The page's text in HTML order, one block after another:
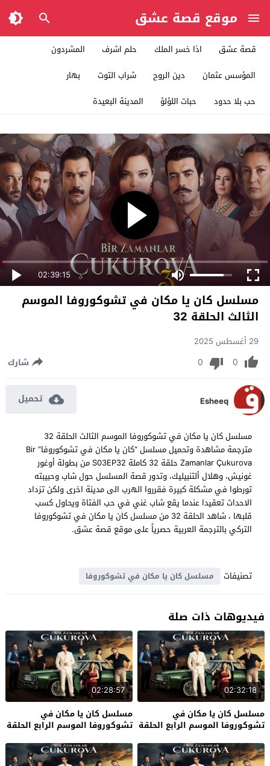
موقع قصة عشق
قصة عشق اذا خسر الملك حلم اشرف
المشردون
المؤسس عثمان
دين الروح شراب التوت
بهار
حب بلا حدود
حبات اللؤلؤ المدينة البعيدة
02:39:15
مسلسل كان يا مكان في تشوكوروفا الموسم
الثالث الحلقة 32
29 أغسطس 2025
0
0 شارك
Esheeq تحميل
مسلسل كان يا مكان في تشوكوروفا الموسم الثالث الحلقة 32
مترجمة مشاهدة وتحميل مسلسل “كان يا مكان في تشوكوروفا” Bir
Zamanlar Çukurova حلقة 32 كاملة S03EP32 من بطولة أوغور
غونيش، وهلال ألتنبيليك، وتدور قصة المسلسل حول شاب وحبيبته
تورطوا في مشكلة كبيرة فقرروا الهرب الى مدينة اخرى ولكن تزداد
الاحداث تعقيدا عندما يقع شاب غني في حب الفتاة ويحاول كسب
قلبها ، شاهد الحلقة 32 من مسلسل كان يا مكان في تشوكوروفا
التركي بالترجمة العربية حصرياً على موقع قصة عشق.
تصنيفات مسلسل كان يا مكان في تشوكوروفا
فيديوهات ذات صلة
02:32:18
مسلسل كان يا مكان في
تشوكوروفا الموسم الرابع الحلقة
02:28:57
مسلسل كان يا مكان في
تشوكوروفا الموسم الرابع الحلقة